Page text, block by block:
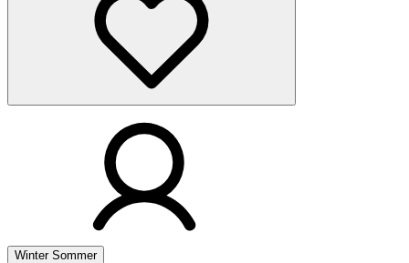
Winter Sommer